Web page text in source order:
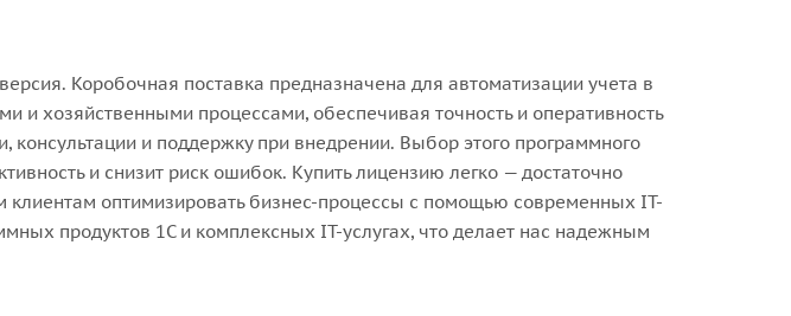
Коробочная поставка предназначена для автоматизации учета в
хозяйственными процессами, обеспечивая точность и оперативность
и поддержку при внедрении. Выбор этого программного
и снизит риск ошибок. Купить лицензию легко — достаточно
клиентам оптимизировать бизнес-процессы с помощью современных IT-
продуктов 1С и комплексных IT-услугах, что делает нас надежным